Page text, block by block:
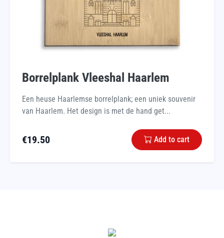
Borrelplank Vleeshal Haarlem
Een heuse Haarlemse borrelplank; een uniek souvenir
van Haarlem. Het design is met de hand get...
€19.50 Add to cart